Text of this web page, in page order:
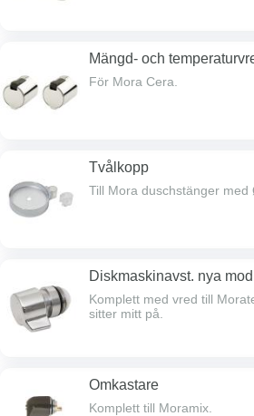
Mängd- och
För Mora Cera.
Tvålkopp
Till Mora duschstänger med
Diskmaskinavst. nya
Komplett med vred till
sitter mitt på.
Omkastare
Komplett till Moramix.